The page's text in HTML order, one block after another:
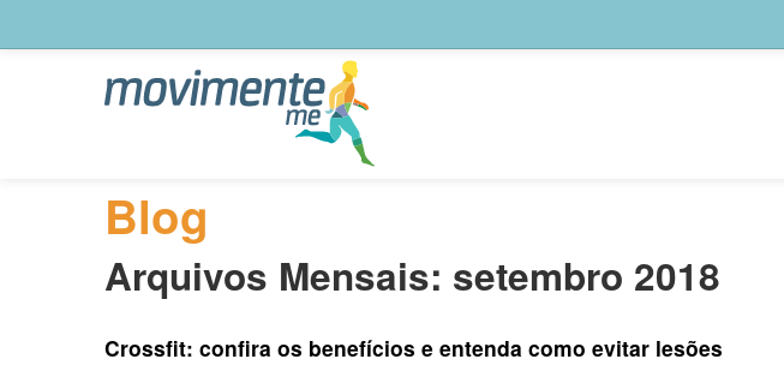
Blog
Arquivos Mensais: setembro 2018
Crossfit: confira os benefícios e entenda como evitar lesões